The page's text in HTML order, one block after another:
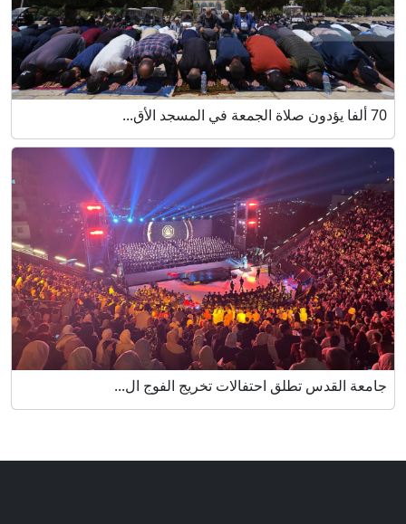
70 ألفا يؤدون صلاة الجمعة في المسجد الأق...
جامعة القدس تطلق احتفالات تخريج الفوج ال...